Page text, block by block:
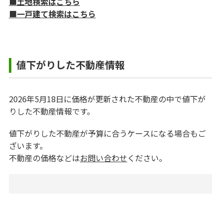
■一戸建て検索はこちら
値下がりした不動産情報
2026年5月18日に価格が更新された不動産の中で値下が
りした不動産情報です。
値下がりした不動産が予算に合うケースになる場合もご
ざいます。
不動産の価格などはお問い合わせください。